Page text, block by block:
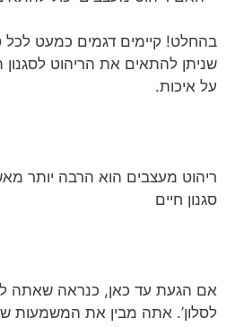
בהחלט! קיימים דגמים כמעט לכל
שניתן להתאים את הריהוט לסגנון
על איכות.
ריהוט מעצבים הוא הרבה יותר
סגנון חיים
אם הגעת עד כאן, כנראה שאתה
לסלון’. אתה מבין את המשמעות